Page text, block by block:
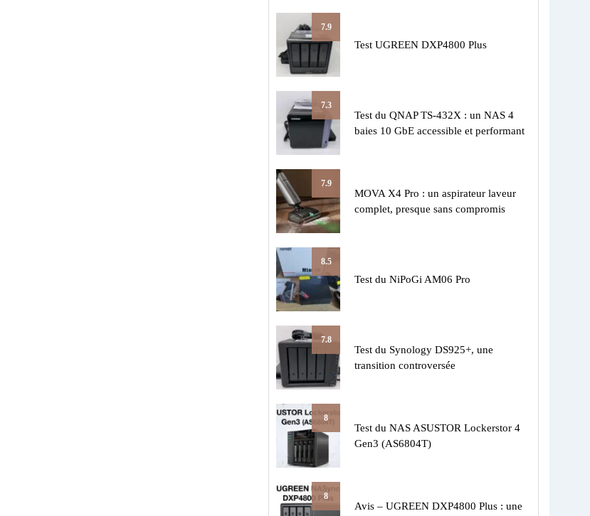
7.9
Test UGREEN DXP4800 Plus
7.3
Test du QNAP TS-432X : un NAS 4
baies 10 GbE accessible et performant
7.9
MOVA X4 Pro : un aspirateur laveur
complet, presque sans compromis
8.5
Test du NiPoGi AM06 Pro
7.8
Test du Synology DS925+, une
transition controversée
8
Test du NAS ASUSTOR Lockerstor 4
Gen3 (AS6804T)
8
Avis – UGREEN DXP4800 Plus : une